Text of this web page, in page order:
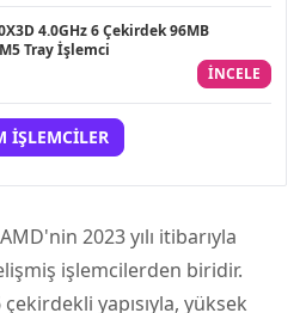
4.0GHz 6 Çekirdek 96MB
Tray İşlemci
INCELE
İŞLEMCILER
AMD'nin 2023 yılı itibarıyla
işlemcilerden biridir.
yapısıyla, yüksek